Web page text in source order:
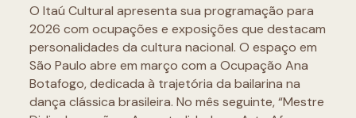
O Itaú Cultural apresenta sua programação para
2026 com ocupações e exposições que destacam
personalidades da cultura nacional. O espaço em
São Paulo abre em março com a Ocupação Ana
Botafogo, dedicada à trajetória da bailarina na
dança clássica brasileira. No mês seguinte, “Mestre